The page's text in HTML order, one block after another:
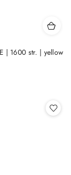
| 1600 str. | yellow